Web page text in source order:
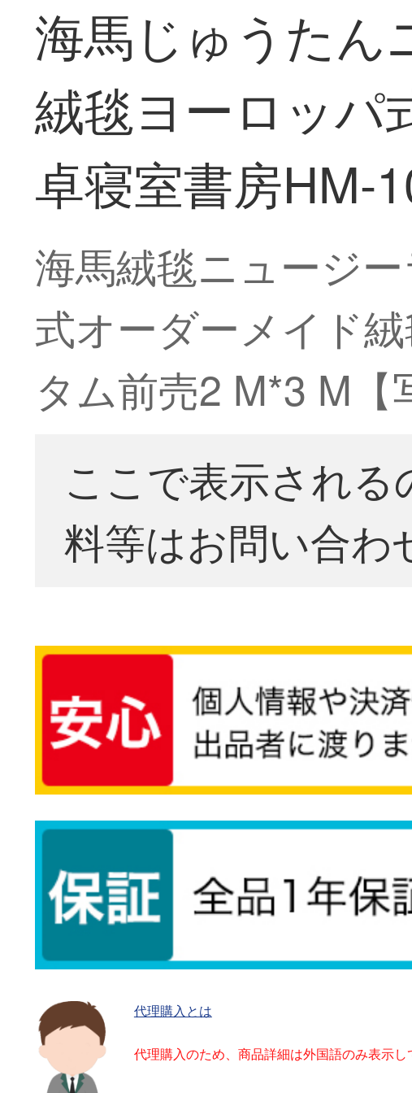
海馬じゅうたん
絨毯ヨーロッパ
卓寝室書房HM-
海馬絨毯ニュージ
式オーダーメイド
タム前売2 M*3 M
ここで表示され
料等はお問い合わ
代理購入とは
代理購入のため、商品詳細は外国語のみ表示し